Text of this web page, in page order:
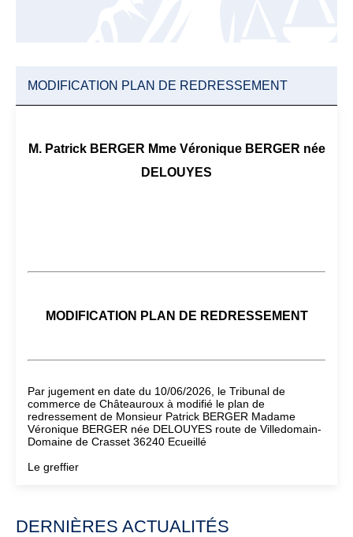
MODIFICATION PLAN DE REDRESSEMENT
M. Patrick BERGER Mme Véronique BERGER née
DELOUYES
MODIFICATION PLAN DE REDRESSEMENT
Par jugement en date du 10/06/2026, le Tribunal de
commerce de Châteauroux à modifié le plan de
redressement de Monsieur Patrick BERGER Madame
Véronique BERGER née DELOUYES route de Villedomain-
Domaine de Crasset 36240 Ecueillé
Le greffier
DERNIÈRES ACTUALITÉS